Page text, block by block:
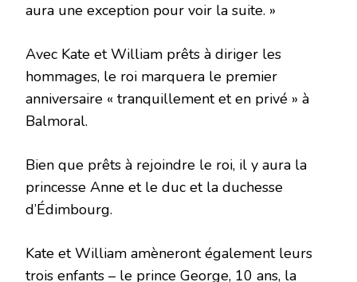
aura une exception pour voir la suite. »
Avec Kate et William prêts à diriger les
hommages, le roi marquera le premier
anniversaire « tranquillement et en privé » à
Balmoral.
Bien que prêts à rejoindre le roi, il y aura la
princesse Anne et le duc et la duchesse
d’Édimbourg.
Kate et William amèneront également leurs
trois enfants – le prince George, 10 ans, la